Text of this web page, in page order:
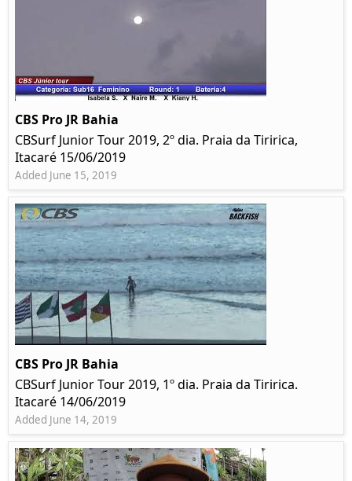
CBS Pro JR Bahia
CBSurf Junior Tour 2019, 2º dia. Praia da Tiririca,
Itacaré 15/06/2019
Added June 15, 2019
CBS Pro JR Bahia
CBSurf Junior Tour 2019, 1º dia. Praia da Tiririca.
Itacaré 14/06/2019
Added June 14, 2019